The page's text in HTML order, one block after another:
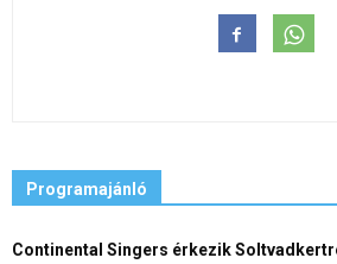
Programajánló
Continental Singers érkezik